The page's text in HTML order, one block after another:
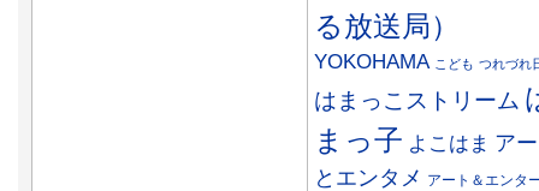
る放送局）
YOKOHAMA こども つれづれ
はまっこストリーム
まっ子 よこはま ア
とエンタメ アート＆エンタ